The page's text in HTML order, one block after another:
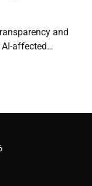
and
affected